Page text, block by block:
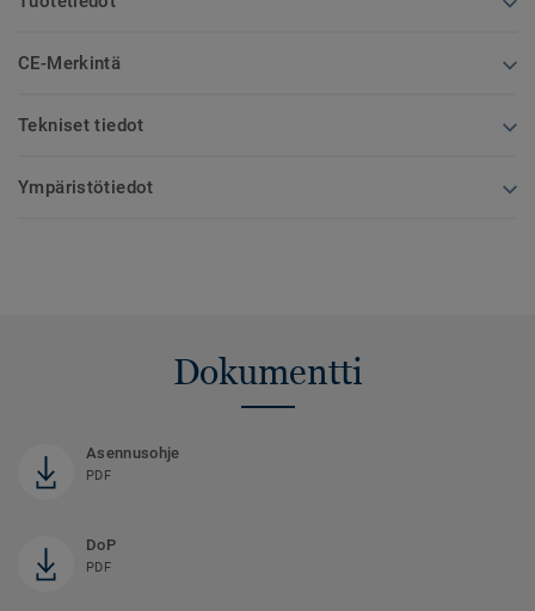
CE-Merkintä
Tekniset tiedot
Ympäristötiedot
Dokumentti
Asennusohje
PDF
DoP
PDF